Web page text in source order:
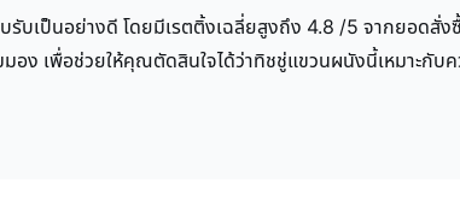
รับเป็นอย่างดี โดยมีเรตติ้งเฉลี่ยสูงถึง 4.8 /5 จากยอดสั่
ง เพื่อช่วยให้คุณตัดสินใจได้ว่าทิชชู่แขวนผนังนี้เหมาะกับ